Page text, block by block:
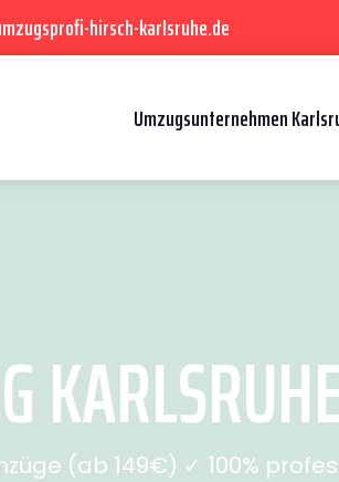
hirsch-karlsruhe.de
Umzugsunternehmen
(ab 149€) ✓ 100%